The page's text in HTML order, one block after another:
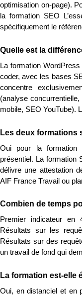
optimisation on-page).
la formation SEO
spécifiquement le
Quelle est la
La formation
coder, avec les bases
concentre
(analyse
mobile, SEO YouTube).
Les deux formations
Oui pour la formation
présentiel. La formation
délivre une attestation
AIF France Travail ou
Combien de temps
Premier indicateur
Résultats sur les
Résultats sur des
un travail de fond qui
La formation est-elle
Oui, en distanciel et en